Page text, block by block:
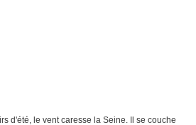
d'été, le vent caresse la Seine. Il se couche